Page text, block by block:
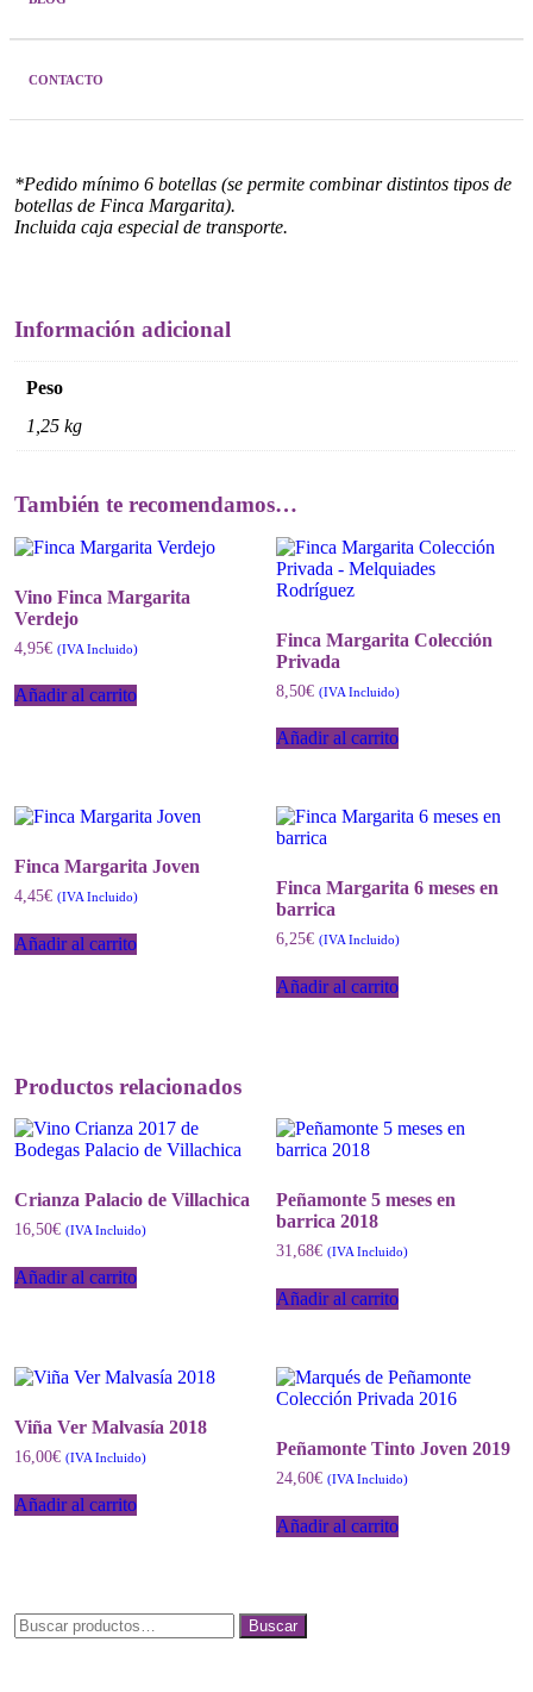
CONTACTO
Descripción
Variedad de uva
*Pedido mínimo 6 botellas (se permite combinar distintos tipos de
botellas de Finca Margarita).
Incluida caja especial de transporte.
Información adicional
Peso
1,25 kg
También te recomendamos…
Vino Finca Margarita
Verdejo
4,95€ (IVA Incluido)
Añadir al carrito
Finca Margarita Colección
Privada
8,50€ (IVA Incluido)
Añadir al carrito
Finca Margarita Joven
4,45€ (IVA Incluido)
Añadir al carrito
Finca Margarita 6 meses en
barrica
6,25€ (IVA Incluido)
Añadir al carrito
Productos relacionados
Crianza Palacio de Villachica
16,50€ (IVA Incluido)
Añadir al carrito
Peñamonte 5 meses en
barrica 2018
31,68€ (IVA Incluido)
Añadir al carrito
Viña Ver Malvasía 2018
16,00€ (IVA Incluido)
Añadir al carrito
Peñamonte Tinto Joven 2019
24,60€ (IVA Incluido)
Añadir al carrito
Buscar
por:
Buscar